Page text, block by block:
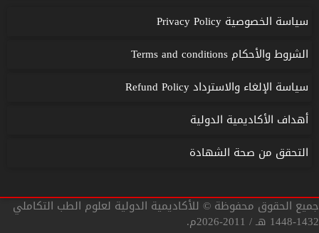
سياسة الخصوصية Privacy Policy
الشروط والأحكام Terms and conditions
سياسة الإلغاء والاسترداد Refund Policy
أهداف الأكاديمية الدولية
التحقق من صحة الشهادة
جميع الحقوق محفوظة © للأكاديمية الدولية لعلوم الطب التكاملي
1432-1448 هـ / 2011-2026م.